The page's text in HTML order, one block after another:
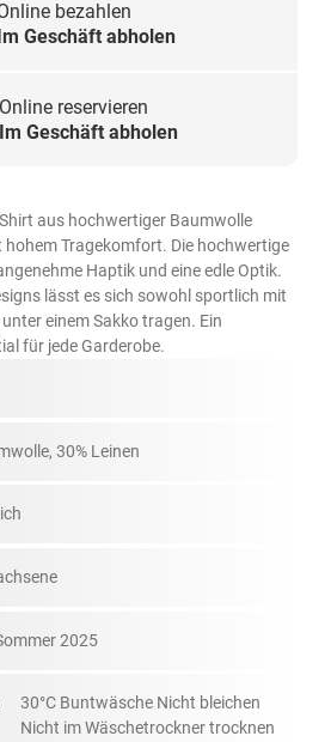
bezahlen
Im Geschäft abholen
Online reservieren
Im Geschäft abholen
aus hochwertiger Baumwolle
hohem Tragekomfort. Die hochwertige
Haptik und eine edle Optik.
lässt es sich sowohl sportlich mit
einem Sakko tragen. Ein
für jede Garderobe.
30% Leinen
2025
30°C Buntwäsche Nicht bleichen
Nicht im Wäschetrockner trocknen